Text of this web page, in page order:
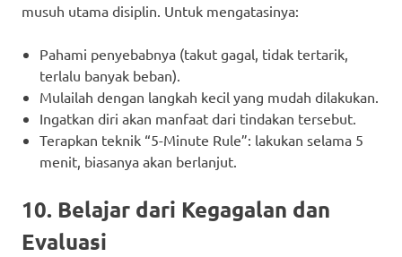
musuh utama disiplin. Untuk mengatasinya:
Pahami penyebabnya (takut gagal, tidak tertarik,
terlalu banyak beban).
Mulailah dengan langkah kecil yang mudah dilakukan.
Ingatkan diri akan manfaat dari tindakan tersebut.
Terapkan teknik “5-Minute Rule”: lakukan selama 5
menit, biasanya akan berlanjut.
10. Belajar dari Kegagalan dan
Evaluasi